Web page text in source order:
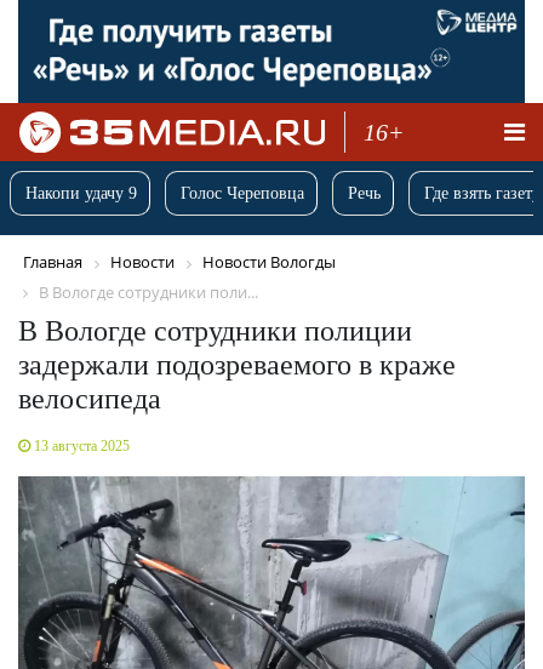
16+
Накопи удачу 9 Голос Череповца Речь Где взять
Главная Новости
Новости Вологды
В Вологде сотрудники поли...
В Вологде сотрудники полиции
задержали подозреваемого в краже
велосипеда
13 августа 2025